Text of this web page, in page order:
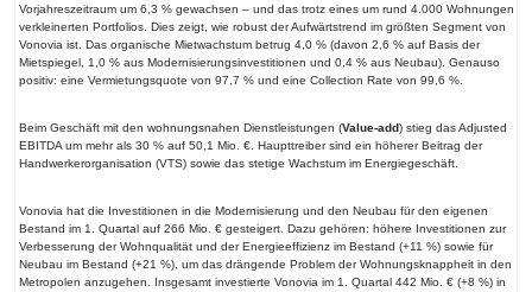
Vorjahreszeitraum um 6,3 % gewachsen – und das trotz eines um rund 4.000 Wohnungen
verkleinerten Portfolios. Dies zeigt, wie robust der Aufwärtstrend im größten Segment von
Vonovia ist. Das organische Mietwachstum betrug 4,0 % (davon 2,6 % auf Basis der
Mietspiegel, 1,0 % aus Modernisierungsinvestitionen und 0,4 % aus Neubau). Genauso
positiv: eine Vermietungsquote von 97,7 % und eine Collection Rate von 99,6 %.
Beim Geschäft mit den wohnungsnahen Dienstleistungen (Value-add) stieg das Adjusted
EBITDA um mehr als 30 % auf 50,1 Mio. €. Haupttreiber sind ein höherer Beitrag der
Handwerkerorganisation (VTS) sowie das stetige Wachstum im Energiegeschäft.
Vonovia hat die Investitionen in die Modernisierung und den Neubau für den eigenen
Bestand im 1. Quartal auf 266 Mio. € gesteigert. Dazu gehören: höhere Investitionen zur
Verbesserung der Wohnqualität und der Energieeffizienz im Bestand (+11 %) sowie für
Neubau im Bestand (+21 %), um das drängende Problem der Wohnungsknappheit in den
Metropolen anzugehen. Insgesamt investierte Vonovia im 1. Quartal 442 Mio. € (+8 %) in